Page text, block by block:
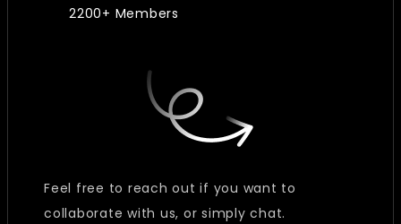
2200+ Members
Feel free to reach out if you want to
collaborate with us, or simply chat.